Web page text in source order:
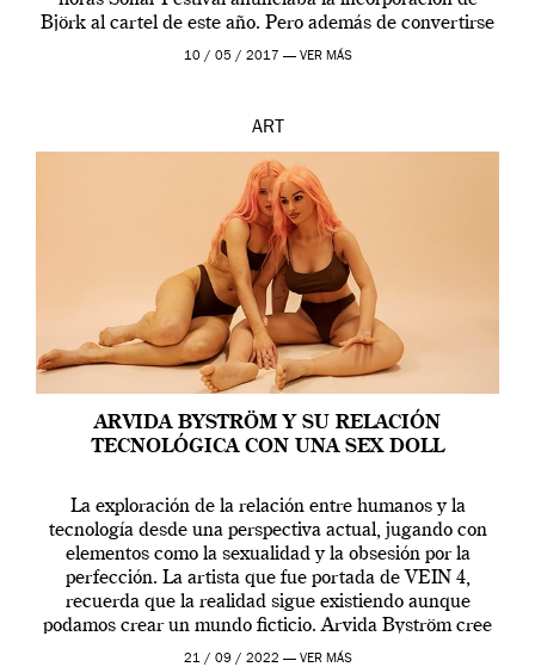
Björk al cartel de este año. Pero además de convertirse
en una de las actuaciones más relevantes […]
10 / 05 / 2017 — VER MÁS
ART
ARVIDA BYSTRÖM Y SU RELACIÓN
TECNOLÓGICA CON UNA SEX DOLL
La exploración de la relación entre humanos y la
tecnología desde una perspectiva actual, jugando con
elementos como la sexualidad y la obsesión por la
perfección. La artista que fue portada de VEIN 4,
recuerda que la realidad sigue existiendo aunque
podamos crear un mundo ficticio. Arvida Byström cree
que los humanos tienen un complejo […]
21 / 09 / 2022 — VER MÁS